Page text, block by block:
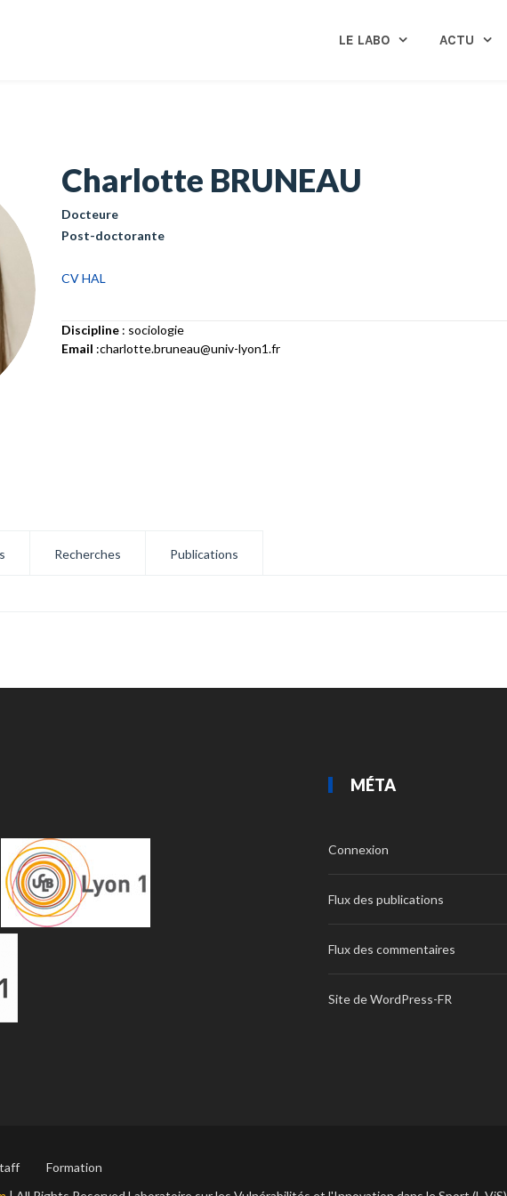
LE LABO ACTU
Charlotte BRUNEAU
Docteure
Post-doctorante
CV HAL
Discipline: sociologie
Email :charlotte.bruneau@univ-lyon1.fr
Recherches Publications
MÉTA
Connexion
Flux des publications
Flux des commentaires
Site de WordPress-FR
Formation